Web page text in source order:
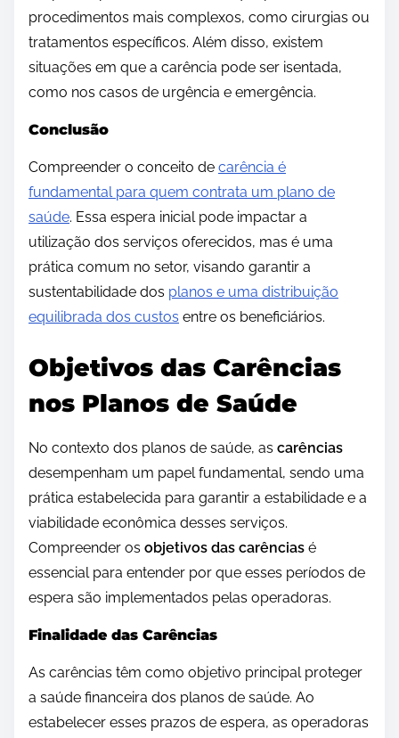
procedimentos mais complexos, como cirurgias ou
tratamentos específicos. Além disso, existem
situações em que a carência pode ser isentada,
como nos casos de urgência e emergência.
Conclusão
Compreender o conceito de carência é
fundamental para quem contrata um plano de
saúde. Essa espera inicial pode impactar a
utilização dos serviços oferecidos, mas é uma
prática comum no setor, visando garantir a
sustentabilidade dos planos e uma distribuição
equilibrada dos custos entre os beneficiários.
Objetivos das Carências
nos Planos de Saúde
No contexto dos planos de saúde, as carências
desempenham um papel fundamental, sendo uma
prática estabelecida para garantir a estabilidade e a
viabilidade econômica desses serviços.
Compreender os objetivos das carências é
essencial para entender por que esses períodos de
espera são implementados pelas operadoras.
Finalidade das Carências
As carências têm como objetivo principal proteger
a saúde financeira dos planos de saúde. Ao
estabelecer esses prazos de espera, as operadoras